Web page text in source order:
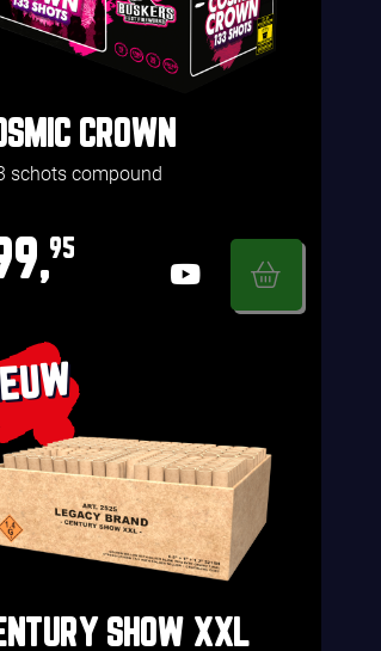
CROWN
schots compound
95
SHOW XXL